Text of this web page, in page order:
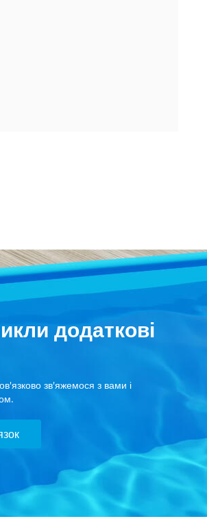
додаткові
зв'яжемося з вами і